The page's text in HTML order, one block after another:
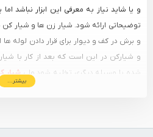
و یا شاید نیاز به معرفی این ابزار نباشد
توضیحاتی ارائه شود. شیار زن ها و شیار کن
و برش در کف و دیوار برای قرار دادن لوله
و شیارکن در این است که بعد از کار با
شده با وسیله دیگری تخلیه شود ولیشیار
کند. شیار زن ها به دو صورت تک تیغ و دو
بیشتر...